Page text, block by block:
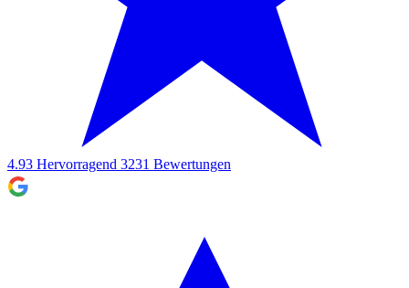
4.93 Hervorragend 3231 Bewertungen